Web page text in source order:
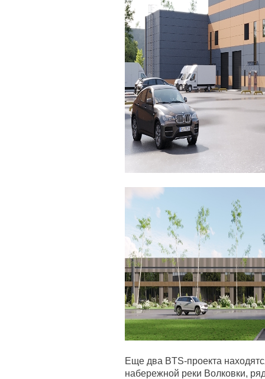
Еще два BTS-проекта
набережной реки Волковки,